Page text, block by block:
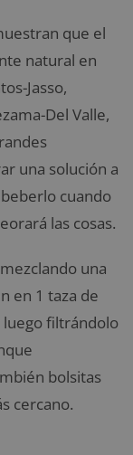
que el
natural en
Jasso,
Del Valle,
una solución a
cuando
las cosas.
una
en 1 taza de
luego filtrándolo
bolsitas
cercano.